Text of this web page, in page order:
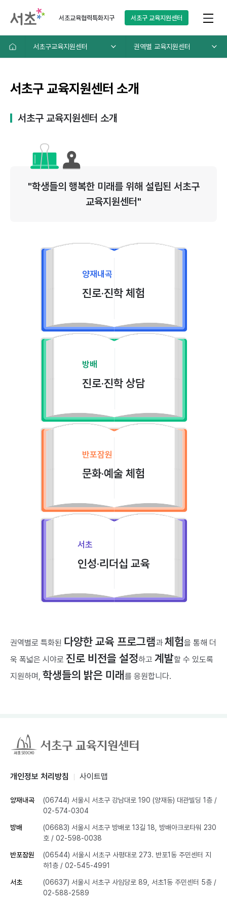
서초교육협력특화지구 서초구교육지원센터
서초구교육지원센터 권역별 교육지원센터
서초구 교육지원센터 소개
서초구 교육지원센터 소개
"학생들의 행복한 미래를 위해 설립된 서초구
교육지원센터"
양재내곡
진로·진학 체험
방배
진로·진학 상담
반포잠원
문화·예술 체험
서초
인성·리더십 교육
권역별로 특화된 다양한 교육 프로그램과체험을 통해 더
욱 폭넓은 시야로 진로 비전을 설정하고 계발할 수 있도록
지원하며, 학생들의 밝은 미래를 응원합니다.
개인정보 처리방침 사이트맵
양재내곡 (06744) 서울시 서초구 강남대로 190 (양재동) 대관빌딩 1층 /
02-574-0304
방배
(06683) 서울시 서초구 방배로 13길 18, 방배아크로타워 230
호 / 02-598-0038
반포잠원
(06544) 서울시 서초구 사평대로 273. 반포1동 주민센터 지
하1층 / 02-545-4991
서초 (06637) 서울시 서초구 사임당로 89, 서초1동 주민센터 5층 /
02-588-2589